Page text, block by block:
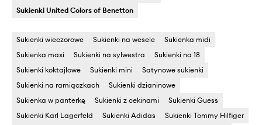
Sukienki United Colors of Benetton
Sukienki wieczorowe Sukienki na wesele
Sukienka midi
Sukienka maxi
Sukienki na sylwestra
Sukienki na 18
Sukienki koktajlowe
Sukienki mini
Satynowe sukienki
Sukienki na ramiączkach
Sukienki dzianinowe
Sukienka w panterkę
Sukienki z cekinami
Sukienki Guess
Sukienki Karl Lagerfeld
Sukienki Adidas
Sukienki Tommy Hilfiger